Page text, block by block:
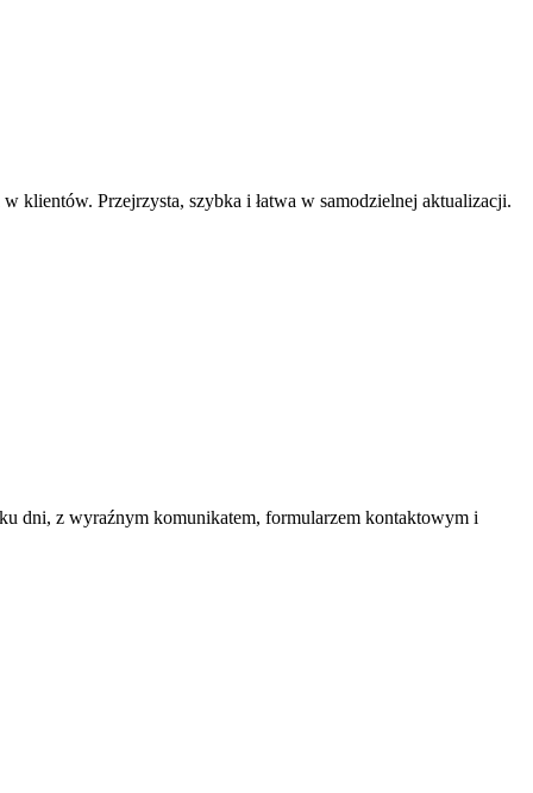
klientów. Przejrzysta, szybka i łatwa w samodzielnej aktualizacji.
dni, z wyraźnym komunikatem, formularzem kontaktowym i